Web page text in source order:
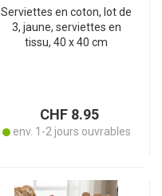
Serviettes en coton, lot de
3, jaune, serviettes en
tissu, 40 x 40 cm
CHF 8.95
env. 1-2 jours ouvrables